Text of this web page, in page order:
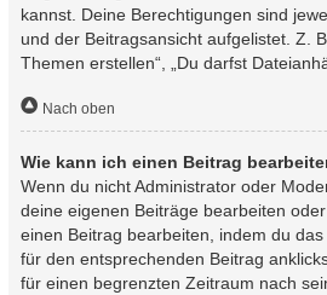
kannst. Deine Berechtigungen sind
und der Beitragsansicht aufgelistet. Z.
Themen erstellen“, „Du darfst
Nach oben
Wie kann ich einen Beitrag
Wenn du nicht Administrator oder
deine eigenen Beiträge bearbeiten
einen Beitrag bearbeiten, indem du das
für den entsprechenden Beitrag
für einen begrenzten Zeitraum nach